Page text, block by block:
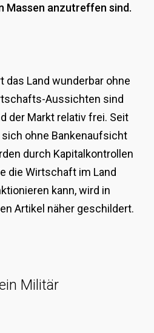
Massen anzutreffen sind.
Land wunderbar ohne
Aussichten sind
der Markt relativ frei. Seit
ohne Bankenaufsicht
durch Kapitalkontrollen
die Wirtschaft im Land
kann, wird in
Artikel näher geschildert.
Militär